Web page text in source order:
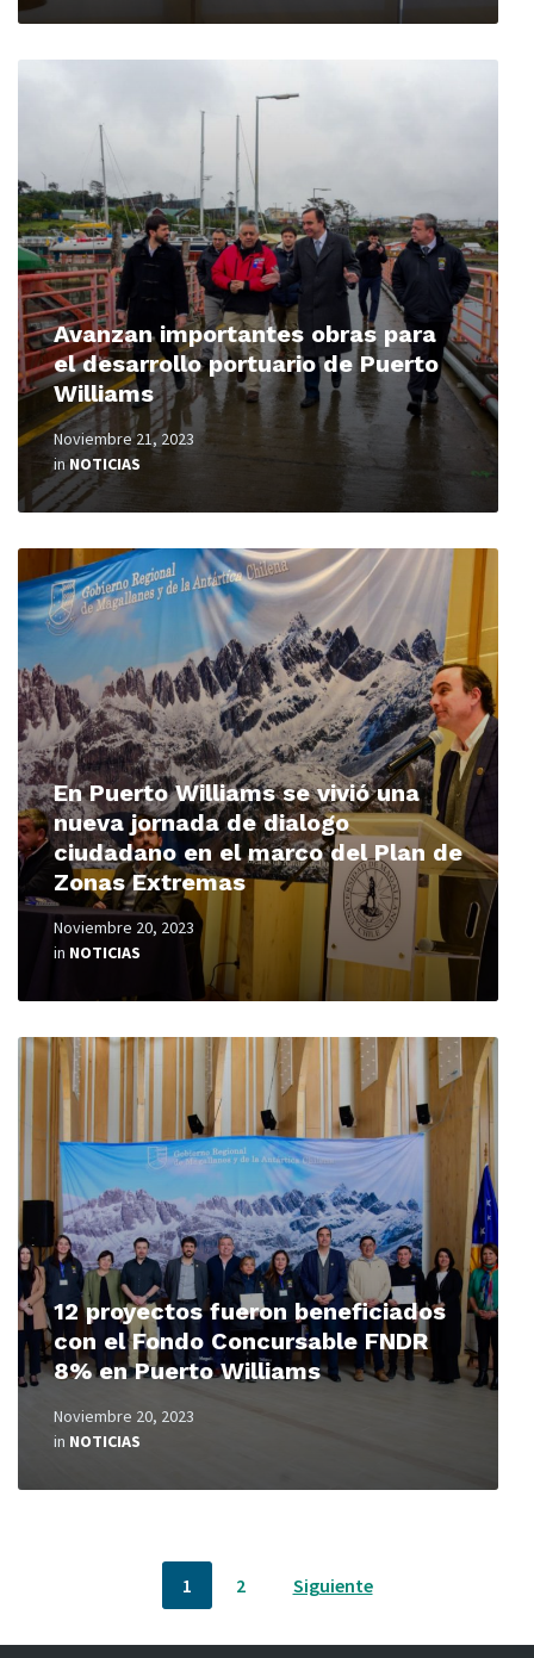
Avanzan importantes obras para
el desarrollo portuario de Puerto
Williams
Noviembre 21, 2023
inNOTICIAS
En Puerto Williams se vivió una
nueva jornada de dialogo
ciudadano en el marco del Plan de
Zonas Extremas
Noviembre 20, 2023
in NOTICIAS
Read
More
12 proyectos fueron beneficiados
con el Fondo Concursable FNDR
8% en Puerto Williams
Noviembre 20, 2023
in NOTICIAS
Read
More
Paginación
1 2 Siguiente